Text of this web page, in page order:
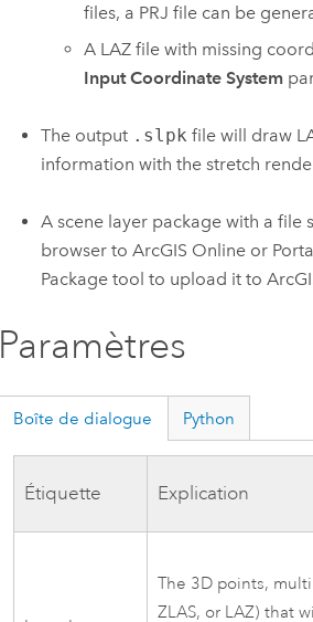
files, a PRJ file can be
A LAZ file with missing
Input Coordinate System
The output .slpk file will draw
information with the stretch
A scene layer package with a file
browser to ArcGIS Onlineor
Packagetool to upload it to
Paramètres
Boîte de dialogue Python
Étiquette Explication
The 3D points,
ZLAS, or LAZ) that